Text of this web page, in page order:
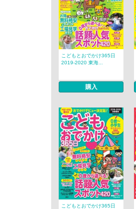
こどもとおでかけ365日
2019-2020 東海...
購入
こどもとおでかけ365日